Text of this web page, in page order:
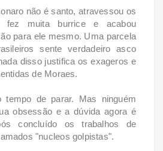
não é santo, atravessou os
fez muita burrice e acabou
para ele mesmo. Uma parcela
sente verdadeiro asco
disso justifica os exageros e
de Moraes.
tempo de parar. Mas ninguém
obsessão e a dúvida agora é
concluído os trabalhos de
"nucleos golpistas".